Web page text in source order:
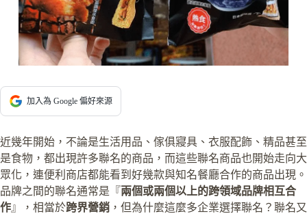
加入為 Google 偏好來源
近幾年開始，不論是生活用品、傢俱寢具、衣服配飾、精品甚至
是食物，都出現許多聯名的商品，而這些聯名商品也開始走向大
眾化，連便利商店都能看到好幾款與知名餐廳合作的商品出現。
品牌之間的聯名通常是『兩個或兩個以上的跨領域品牌相互合
作』，相當於跨界營銷 ，但為什麼這麼多企業選擇聯名？聯名又